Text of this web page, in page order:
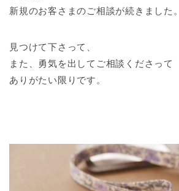
新規のお客さまのご相談が続きました。
見つけて下さって、
また、勇気を出してご相談くださって
ありがたい限りです。